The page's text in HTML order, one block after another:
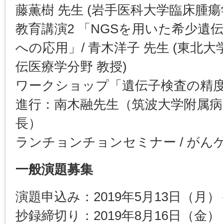
藤薫樹 先生 (岩手医科大学臨床腫
教育講演2 「NGSを用いた希少遺
への応用」/ 青木洋子 先生 (東北大
伝医療学分野 教授)
ワークショップ「遺伝子検査の精
進行：南木融先生（筑波大学附属
長）
ランチョンチョンセミナー / がん
一般演題募集
演題申込み：2019年5月13日（月
抄録締切り：2019年8月16日（金）